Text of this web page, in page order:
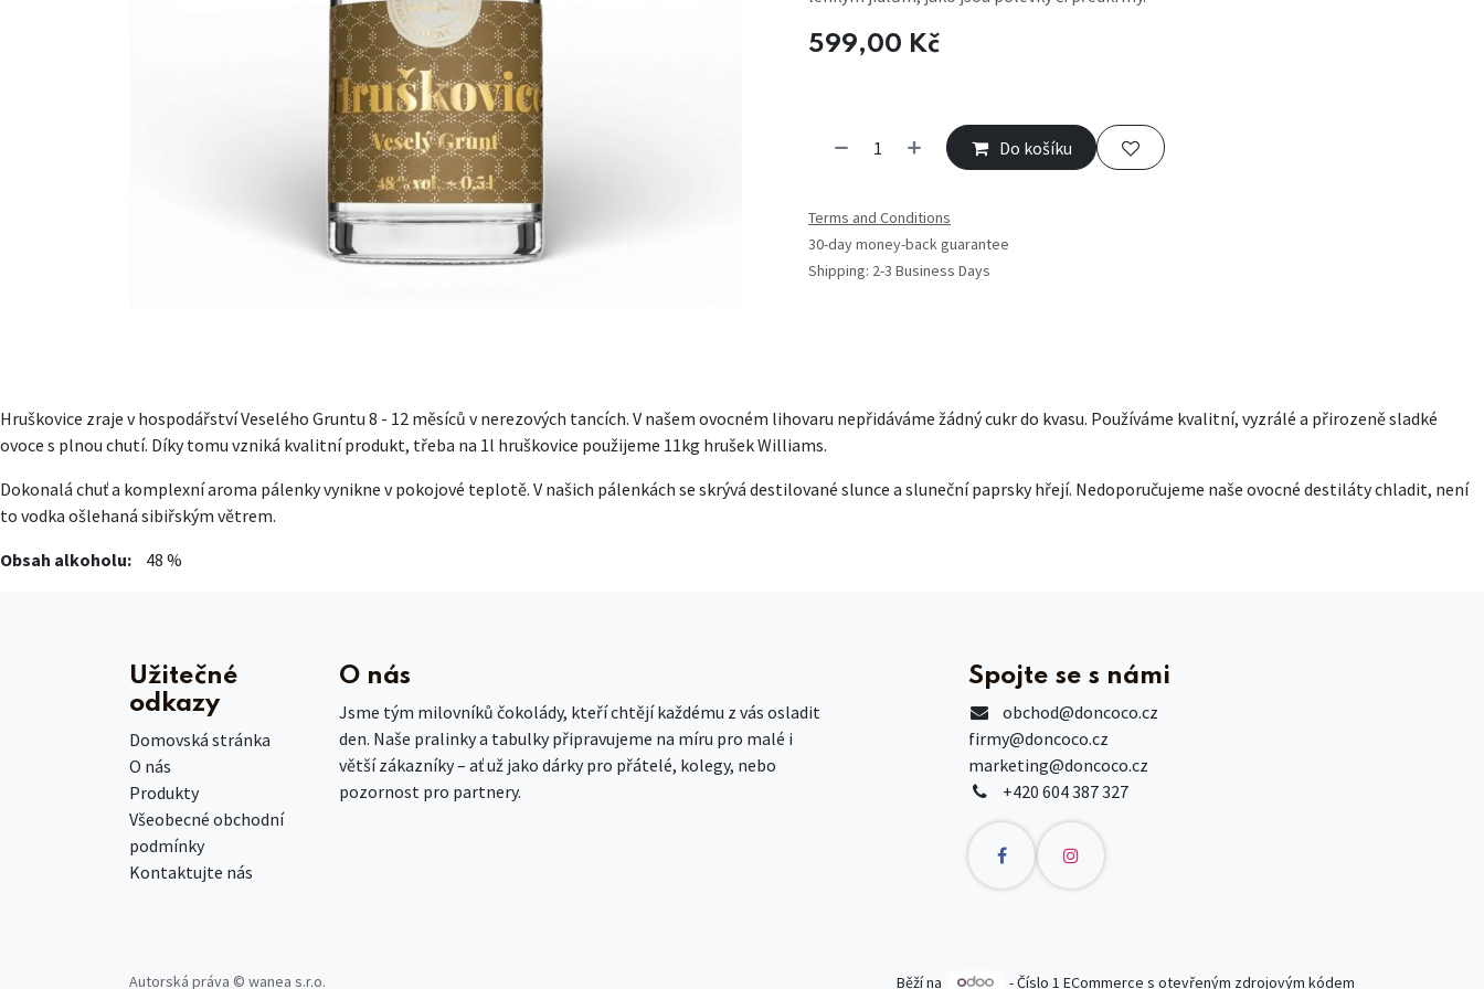
599,00 Kč
Do košíku
Terms and Conditions
30-day money-back guarantee
Shipping: 2-3 Business Days
Hruškovice zraje v hospodářství Veselého Gruntu 8 - 12 měsíců v nerezových tancích. V našem ovocném lihovaru nepřidáváme žádný cukr do kvasu. Používáme kvalitní, vyzrálé a přirozeně sladké
ovoce s plnou chutí. Díky tomu vzniká kvalitní produkt, třeba na 1l hruškovice použijeme 11kg hrušek Williams.
Dokonalá chuť a komplexní aroma pálenky vynikne v pokojové teplotě. V našich pálenkách se skrývá destilované slunce a sluneční paprsky hřejí. Nedoporučujeme naše ovocné destiláty chladit, není
to vodka ošlehaná sibiřským větrem.
Obsah alkoholu:
48 %
Užitečné
odkazy
Domovská stránka
O nás
Produkty
Všeobecné obchodní
podmínky
Kontaktujte nás
O nás
Jsme tým milovníků čokolády, kteří chtějí každému z vás osladit
den. Naše pralinky a tabulky připravujeme na míru pro malé i
větší zákazníky – ať už jako dárky pro přátelé, kolegy, nebo
pozornost pro partnery.
Spojte se s námi
obchod@doncoco.cz
firmy@doncoco.cz
marketing@doncoco.cz
+420 604 387 327
Autorská práva © wanea s.r.o. Běží na - Číslo 1 ECommerce s otevřeným zdrojovým kódem